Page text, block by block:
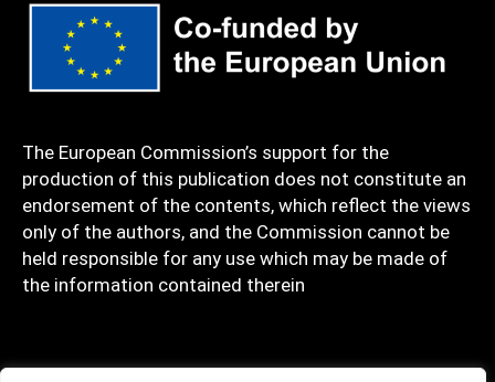
The European Commission’s support for the
production of this publication does not constitute an
endorsement of the contents, which reflect the views
only of the authors, and the Commission cannot be
held responsible for any use which may be made of
the information contained therein